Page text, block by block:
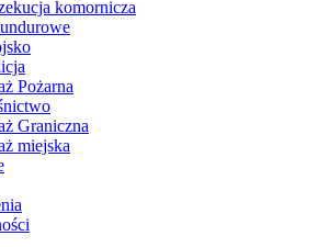
komornicza
Pożarna
Graniczna
miejska